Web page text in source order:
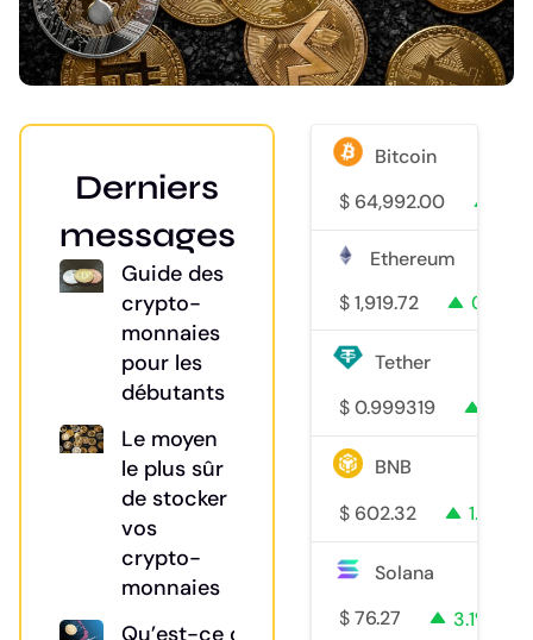
Derniers
messages
Guide des
crypto-
monnaies
pour les
débutants
Le moyen
le plus sûr
de stocker
vos
crypto-
monnaies
Qu’est-ce que
Bitcoin
$ 64,992.00
Ethereum
$ 1,919.72 0.1%
Tether
$ 0.999319
BNB
$ 602.32 1.5%
Solana
$ 76.27 3.1%